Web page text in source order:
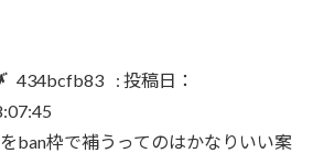
434bcfb83 : 投稿日：
ban枠で補うってのはかなりいい案